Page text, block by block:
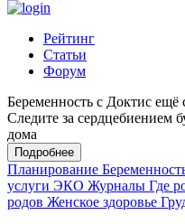
Рейтинг
Статьи
Форум
Беременность с Доктис ещё
Следите за сердцебиением
дома
Подробнее
Планирование
услуги ЭКО Журналы Где
родов Женское здоровье